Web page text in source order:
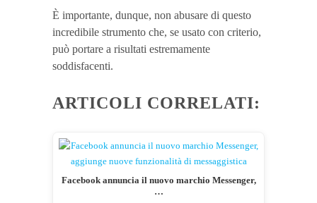
È importante, dunque, non abusare di questo
incredibile strumento che, se usato con criterio,
può portare a risultati estremamente
soddisfacenti.
ARTICOLI CORRELATI:
Facebook annuncia il nuovo marchio Messenger,
…